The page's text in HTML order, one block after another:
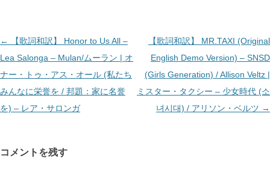
投
稿
ナ
ビ
ゲ
ョ
←
【歌詞和訳】 Honor to Us All –
Lea Salonga – Mulan/ムーラン | オ
ナー・トゥ・アス・オール (私たち
みんなに栄誉を / 邦題：家に名誉
を) – レア・サロンガ
【歌詞和訳】 MR.TAXI (Original
English Demo Version) – SNSD
(Girls Generation) / Allison Veltz |
ミスター・タクシー – 少女時代 (소
녀시대) / アリソン・ベルツ →
コメントを残す